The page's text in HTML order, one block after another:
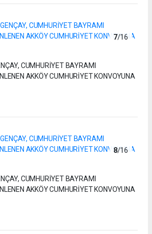
7/16
CUMHURİYET BAYRAMI
AKKÖY CUMHURİYET KONVOYUNA
8/16
CUMHURİYET BAYRAMI
AKKÖY CUMHURİYET KONVOYUNA